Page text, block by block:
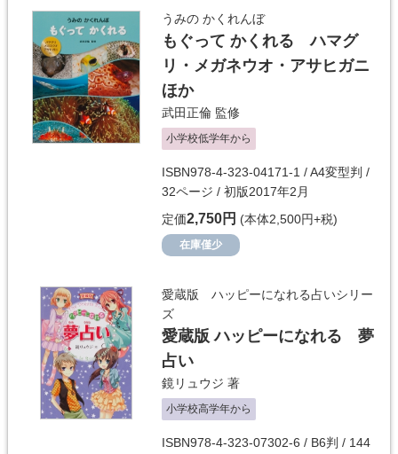
うみの かくれんぼ
もぐって かくれる ハマグ
リ・メガネウオ・アサヒガニ
ほか
武田正倫 監修
小学校低学年から
ISBN978-4-323-04171-1 / A4変型判 /
32ページ / 初版2017年2月
定価2,750円 (本体2,500円+税)
在庫僅少
愛蔵版 ハッピーになれる占いシリー
ズ
愛蔵版 ハッピーになれる 夢
占い
鏡リュウジ 著
小学校高学年から
ISBN978-4-323-07302-6 / B6判 / 144